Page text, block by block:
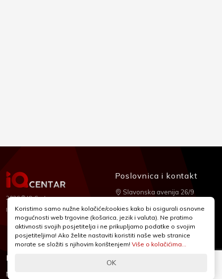
2026 © IQ Centar
Izrada:Nubilus
Informacije
Novosti & Promocije
Podrška
Poslovnica i kontakt
Slavonska avenija 26/9
+385 1 2455 950
webshop@iqcentar.hr
Pon - Pet od 9 - 17h
Koristimo samo nužne kolačiće/cookies kako bi osigurali osnovne
mogućnosti web trgovine (košarica, jezik i valuta). Ne pratimo
aktivnosti svojih posjetitelja i ne prikupljamo podatke o svojim
posjetiteljima! Ako želite nastaviti koristiti naše web stranice
morate se složiti s njihovim korištenjem! Više o kolačićima...
OK